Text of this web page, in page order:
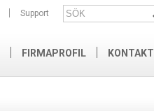
Support
KONTAKT
FIRMAPROFIL